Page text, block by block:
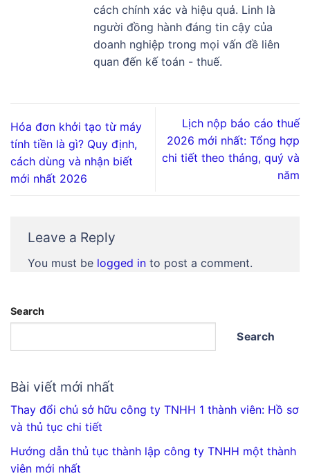
cách chính xác và hiệu quả. Linh là
người đồng hành đáng tin cậy của
doanh nghiệp trong mọi vấn đề liên
quan đến kế toán - thuế.
Hóa đơn khởi tạo từ máy
tính tiền là gì? Quy định,
cách dùng và nhận biết
mới nhất 2026
Lịch nộp báo cáo thuế
2026 mới nhất: Tổng hợp
chi tiết theo tháng, quý và
năm
Leave a Reply
You must be logged in to post a comment.
Search
Search
Bài viết mới nhất
Thay đổi chủ sở hữu công ty TNHH 1 thành viên: Hồ sơ
và thủ tục chi tiết
Hướng dẫn thủ tục thành lập công ty TNHH một thành
viên mới nhất